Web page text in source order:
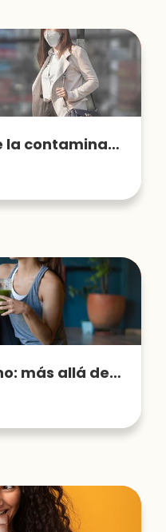
El daño colateral de la contaminación del aire
Eje cerebro-intestino: más allá de ser lo que comemos